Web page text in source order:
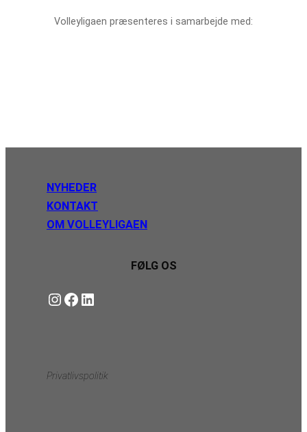
Volleyligaen præsenteres i samarbejde med:
NYHEDER
KONTAKT
OM VOLLEYLIGAEN
FØLG OS
Instagram https://www.facebook.com/danishbeachvolleytour LinkedIn
Privatlivspolitik